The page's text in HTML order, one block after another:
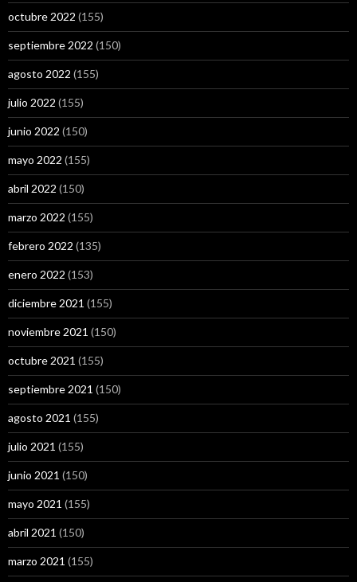
octubre 2022 (155)
septiembre 2022 (150)
agosto 2022 (155)
julio 2022 (155)
junio 2022 (150)
mayo 2022 (155)
abril 2022 (150)
marzo 2022 (155)
febrero 2022 (135)
enero 2022 (153)
diciembre 2021 (155)
noviembre 2021 (150)
octubre 2021 (155)
septiembre 2021 (150)
agosto 2021 (155)
julio 2021 (155)
junio 2021 (150)
mayo 2021 (155)
abril 2021 (150)
marzo 2021 (155)